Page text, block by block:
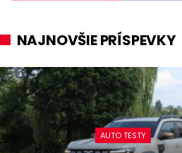
NAJNOVŠIE PRÍSPEVKY
AUTO TESTY